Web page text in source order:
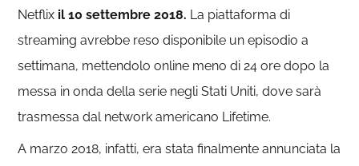
Netflix il 10 settembre 2018. La piattaforma di
streaming avrebbe reso disponibile un episodio a
settimana, mettendolo online meno di 24 ore dopo la
messa in onda della serie negli Stati Uniti, dove sarà
trasmessa dal network americano Lifetime.
A marzo 2018, infatti, era stata finalmente annunciata la